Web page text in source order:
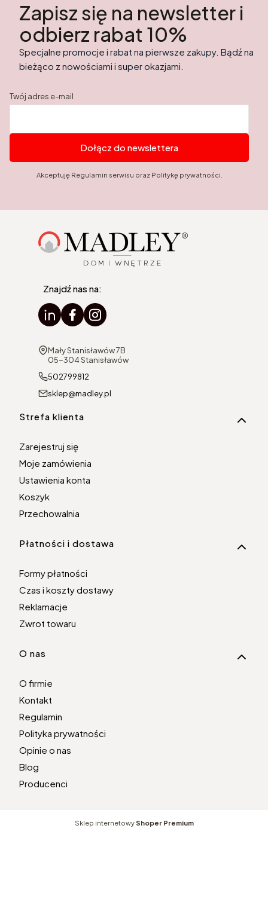
Zapisz się na newsletter i
odbierz rabat 10%
Specjalne promocje i rabat na pierwsze zakupy. Bądź na
bieżąco z nowościami i super okazjami.
Twój adres e-mail
Dołącz do newslettera
Akceptuję Regulamin serwisu oraz Politykę prywatności.
Znajdź nas na:
Adres:
Mały Stanisławów 7B
05-304 Stanisławów
502799812
sklep@madley.pl
Linki w stopce
Strefa klienta
Zarejestruj się
Moje zamówienia
Ustawienia konta
Koszyk
Przechowalnia
Płatności i dostawa
Formy płatności
Czas i koszty dostawy
Reklamacje
Zwrot towaru
O nas
O firmie
Kontakt
Regulamin
Polityka prywatności
Opinie o nas
Blog
Producenci
Sklep internetowy Shoper Premium